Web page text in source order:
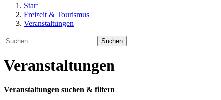
Start
Freizeit & Tourismus
Veranstaltungen
Suchen
Veranstaltungen
Veranstaltungen suchen & filtern